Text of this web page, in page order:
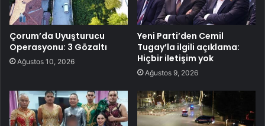
Çorum’da Uyuşturucu
Operasyonu: 3 Gözaltı
Ağustos 10, 2026
Yeni Parti’den Cemil
Tugay’la ilgili açıklama:
Hiçbir iletişim yok
Ağustos 9, 2026